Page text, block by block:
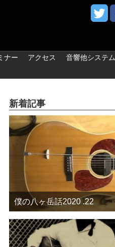
ナー アクセス 音響他システム
新着記事
僕の八ヶ岳話2020 .22